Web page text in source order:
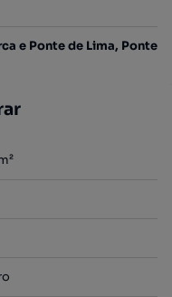
e Ponte de Lima, Ponte